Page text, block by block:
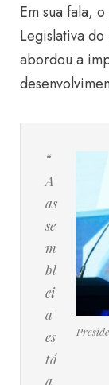
Em sua fala,
Legislativa
abordou a
“
A
as
se
m
bl
ei
a
es
tá
a